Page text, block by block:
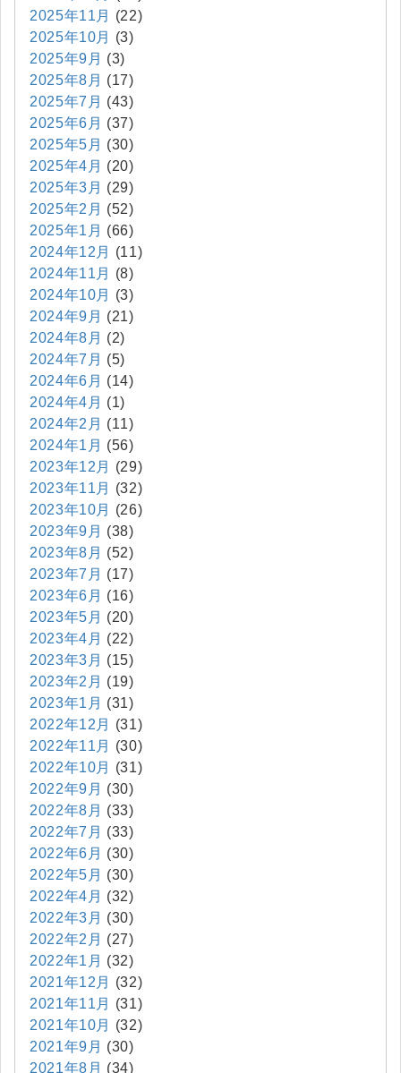
2025年11月
(22)
2025年10月
(3)
2025年9月 (3)
2025年8月 (17)
2025年7月 (43)
2025年6月 (37)
2025年5月 (30)
2025年4月 (20)
2025年3月 (29)
2025年2月 (52)
2025年1月 (66)
2024年12月
(11)
2024年11月
(8)
2024年10月
(3)
2024年9月 (21)
2024年8月 (2)
2024年7月 (5)
2024年6月 (14)
2024年4月 (1)
2024年2月 (11)
2024年1月 (56)
2023年12月
(29)
2023年11月
(32)
2023年10月
(26)
2023年9月 (38)
2023年8月 (52)
2023年7月 (17)
2023年6月 (16)
2023年5月 (20)
2023年4月 (22)
2023年3月 (15)
2023年2月 (19)
2023年1月 (31)
2022年12月
(31)
2022年11月
(30)
2022年10月
(31)
2022年9月 (30)
2022年8月 (33)
2022年7月 (33)
2022年6月 (30)
2022年5月 (30)
2022年4月 (32)
2022年3月 (30)
2022年2月 (27)
2022年1月 (32)
2021年12月
(32)
2021年11月
(31)
2021年10月
(32)
2021年9月 (30)
2021年8月 (34)